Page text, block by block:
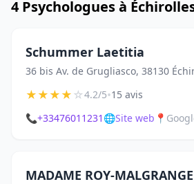
4 Psychologues à
Schummer Laetitia
36 bis Av. de Grugliasco, 38130
★★★★☆4.2/5•15 avis
📞+33476011231 🌐Site web 📍
MADAME ROY-